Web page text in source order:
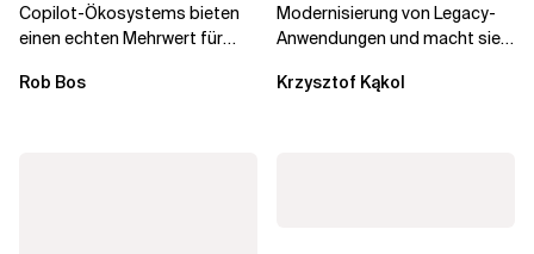
Copilot-Ökosystems bieten
einen echten Mehrwert für
aber auch die...
Rob Bos
Modernisierung von Legacy-
Anwendungen und macht sie
Durch die Automatisierung...
Krzysztof Kąkol